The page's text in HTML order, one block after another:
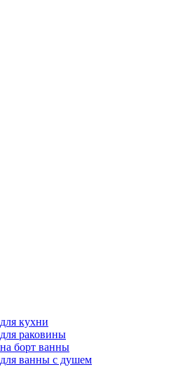
кухни
раковины
борт ванны
ванны с душем